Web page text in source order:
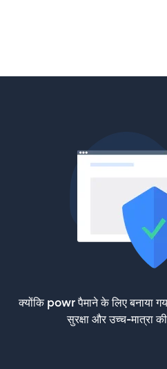
क्योंकि powr पैमाने के लिए बनाया
सुरक्षा और उच्च-मात्रा